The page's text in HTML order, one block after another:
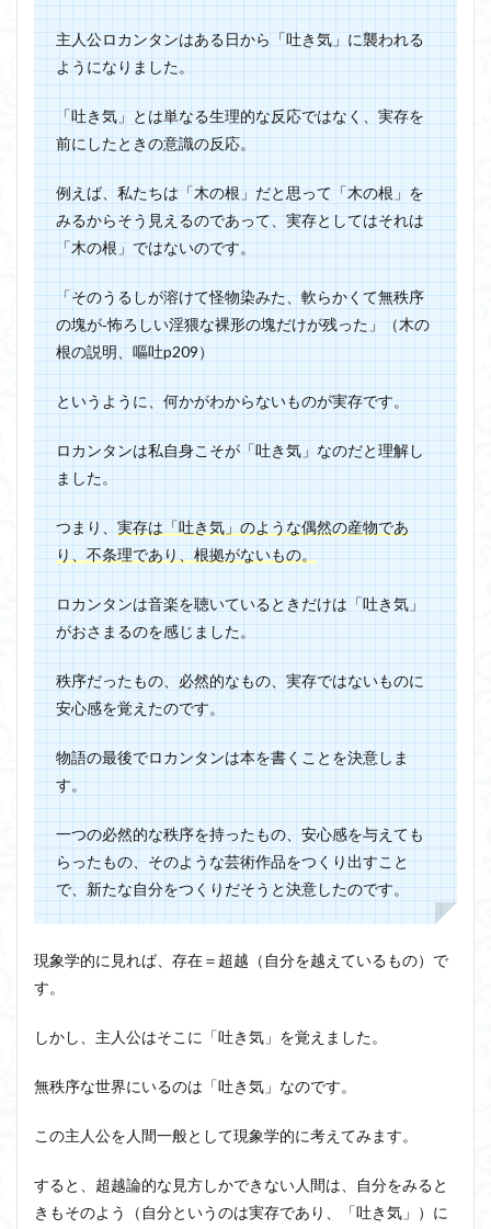
主人公ロカンタンはある日から「吐き気」に襲われる
ようになりました。
「吐き気」とは単なる生理的な反応ではなく、実存を
前にしたときの意識の反応。
例えば、私たちは「木の根」だと思って「木の根」を
みるからそう見えるのであって、実存としてはそれは
「木の根」ではないのです。
「そのうるしが溶けて怪物染みた、軟らかくて無秩序
の塊が‐怖ろしい淫猥な裸形の塊だけが残った」（木の
根の説明、嘔吐p209）
というように、何かがわからないものが実存です。
ロカンタンは私自身こそが「吐き気」なのだと理解し
ました。
つまり、 実存は「吐き気」のような偶然の産物であ
り、不条理であり、根拠がないもの。
ロカンタンは音楽を聴いているときだけは「吐き気」
がおさまるのを感じました。
秩序だったもの、必然的なもの、実存ではないものに
安心感を覚えたのです。
物語の最後でロカンタンは本を書くことを決意しま
す。
一つの必然的な秩序を持ったもの、安心感を与えても
らったもの、そのような芸術作品をつくり出すこと
で、新たな自分をつくりだそうと決意したのです。
現象学的に見れば、存在＝超越（自分を越えているもの）で
す。
しかし、主人公はそこに「吐き気」を覚えました。
無秩序な世界にいるのは「吐き気」なのです。
この主人公を人間一般として現象学的に考えてみます。
すると、超越論的な見方しかできない人間は、自分をみると
きもそのよう（自分というのは実存であり、「吐き気」）に